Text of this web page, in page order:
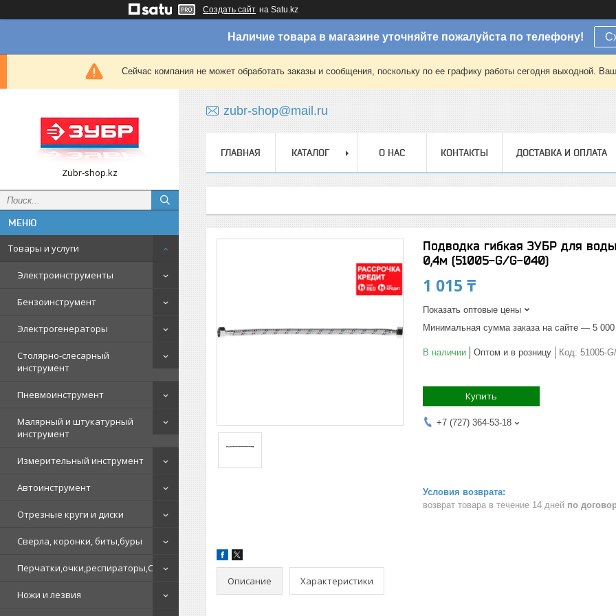
Создать сайт на Satu.kz
Наличие товара в магазине уточняйте пожалуйста по телефону!
Сейчас компания не может обработать заказы и сообщения, поскольку по ее графику работы сегодня выходной.
Zubr-shop.kz
Товары и услуги
Электроинструменты
Бензоинструмент
Электрогенераторы
Столярно-слесарный
инструмент
Пневмоинструмент
Малярный и штукатурный
инструмент
Измерительный инструмент
Автоинструмент
Отрезные круги и диски
Сверла, коронки, биты,буры
Перчатки,очки,респираторы,СИЗ
Ножи и лезвия
zubr-shop@mail.ru
ГЛАВНАЯ КАТАЛОГ О НАС КОНТАКТЫ ДОСТАВКА И ОПЛАТА
Подводка гибкая ЗУБР для
0,4м (51005-G/G-040)
1 015 ₸
Показать оптовые цены
Минимальная сумма заказа на сайте — 5
В наличии Оптом и в розницу Код: 51005-
Купить
+7 (727) 364-53-18
возврат товара в течение 14 дней по
Описание Характеристики